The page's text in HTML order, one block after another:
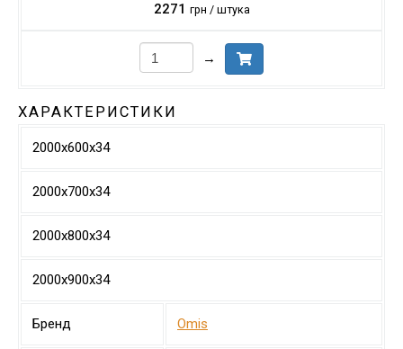
2271 грн / штука
→
ХАРАКТЕРИСТИКИ
2000х600х34
2000х700х34
2000х800х34
2000х900х34
Бренд Omis